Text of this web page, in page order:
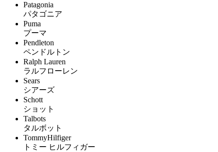
Patagonia
パタゴニア
Puma
プーマ
Pendleton
ペンドルトン
Ralph Lauren
ラルフローレン
Sears
シアーズ
Schott
ショット
Talbots
タルボット
TommyHilfiger
トミー ヒルフィガー